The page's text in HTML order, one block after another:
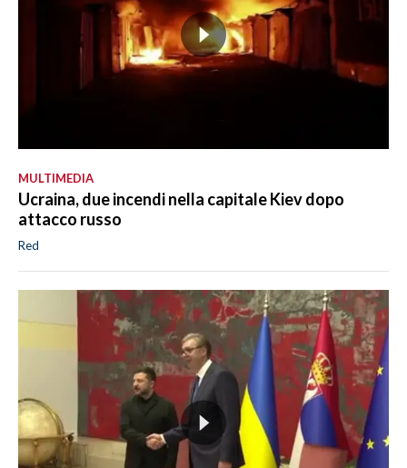
MULTIMEDIA
Ucraina, due incendi nella capitale Kiev dopo
attacco russo
Red